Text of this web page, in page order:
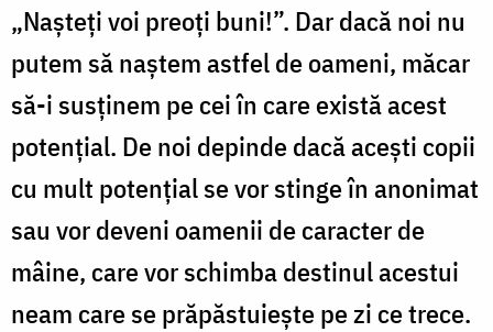
„Nașteți voi preoți buni!”. Dar dacă noi nu
putem să naștem astfel de oameni, măcar
să-i susținem pe cei în care există acest
potențial. De noi depinde dacă acești copii
cu mult potențial se vor stinge în anonimat
sau vor deveni oamenii de caracter de
mâine, care vor schimba destinul acestui
neam care se prăpăstuiește pe zi ce trece.